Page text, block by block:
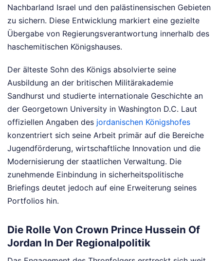
Nachbarland Israel und den palästinensischen Gebieten
zu sichern. Diese Entwicklung markiert eine gezielte
Übergabe von Regierungsverantwortung innerhalb des
haschemitischen Königshauses.
Der älteste Sohn des Königs absolvierte seine
Ausbildung an der britischen Militärakademie
Sandhurst und studierte internationale Geschichte an
der Georgetown University in Washington D.C. Laut
offiziellen Angaben des jordanischen Königshofes
konzentriert sich seine Arbeit primär auf die Bereiche
Jugendförderung, wirtschaftliche Innovation und die
Modernisierung der staatlichen Verwaltung. Die
zunehmende Einbindung in sicherheitspolitische
Briefings deutet jedoch auf eine Erweiterung seines
Portfolios hin.
Die Rolle Von Crown Prince Hussein Of
Jordan In Der Regionalpolitik